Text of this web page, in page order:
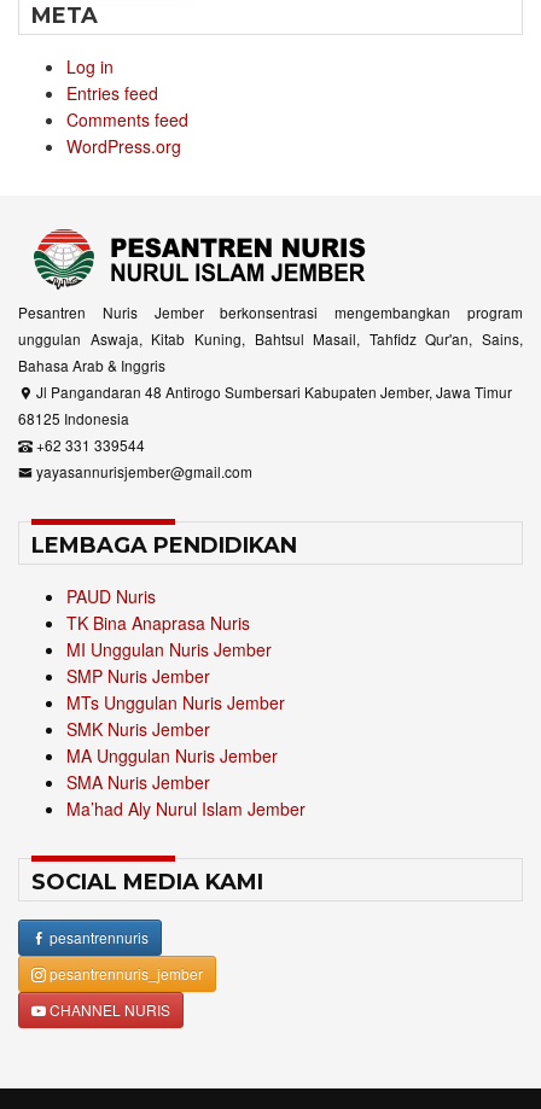
META
Log in
Entries feed
Comments feed
WordPress.org
Pesantren Nuris Jember berkonsentrasi mengembangkan program
unggulan Aswaja, Kitab Kuning, Bahtsul Masail, Tahfidz Qur'an, Sains,
Bahasa Arab & Inggris
Jl Pangandaran 48 Antirogo Sumbersari Kabupaten Jember, Jawa Timur
68125 Indonesia
+62 331 339544
yayasannurisjember@gmail.com
LEMBAGA PENDIDIKAN
PAUD Nuris
TK Bina Anaprasa Nuris
MI Unggulan Nuris Jember
SMP Nuris Jember
MTs Unggulan Nuris Jember
SMK Nuris Jember
MA Unggulan Nuris Jember
SMA Nuris Jember
Ma’had Aly Nurul Islam Jember
SOCIAL MEDIA KAMI
pesantrennuris
pesantrennuris_jember
CHANNEL NURIS